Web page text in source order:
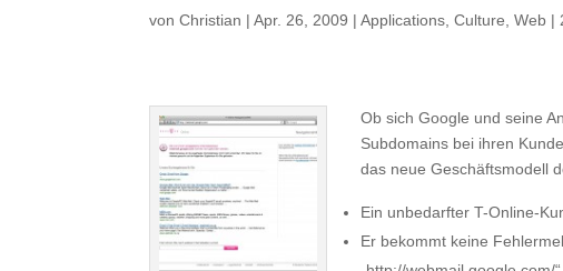
vonChristian |Apr. 26, 2009 |Applications ,Culture ,Web |
Ob sich Google und seine
Subdomains bei ihren
das neue Geschäftsmodell
Ein unbedarfter T-Online-
Er bekommt keine